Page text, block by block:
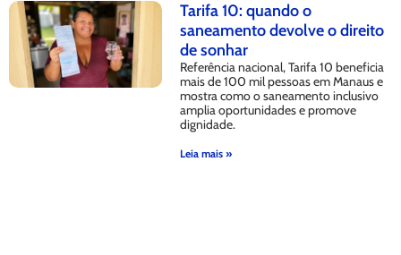
Tarifa 10: quando o
saneamento devolve o direito
de sonhar
Referência nacional, Tarifa 10 beneficia
mais de 100 mil pessoas em Manaus e
mostra como o saneamento inclusivo
amplia oportunidades e promove
dignidade.
Leia mais »